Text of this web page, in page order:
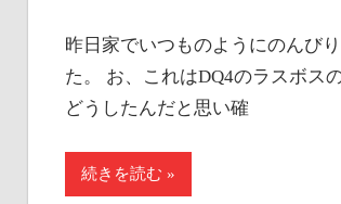
昨日家でいつものようにのんび
た。 お、これはDQ4のラスボス
どうしたんだと思い確
続きを読む